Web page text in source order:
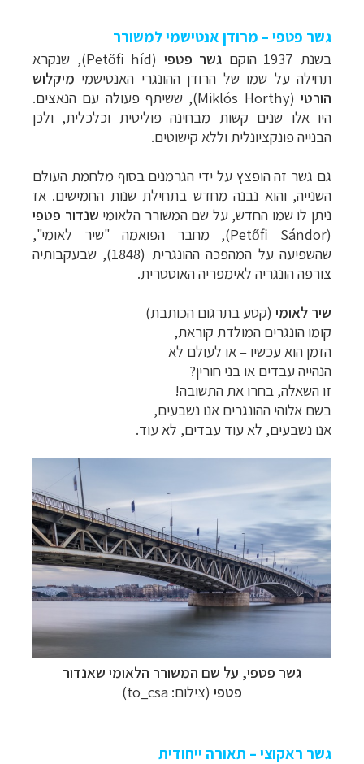
גשר פטפי – מרודן אנטישמי למשורר
בשנת 1937 הוקם
גשר פטפי (
Petőfi híd), שנקרא
תחילה על שמו של הרודן ההונגרי האנטישמי מיקלוש
הורטי(
Miklós Horthy), ששיתף פעולה עם הנאצים.
היו אלו שנים קשות מבחינה פוליטית וכלכלית, ולכן
הבנייה פונקציונלית וללא קישוטים.
גם גשר זה הופצץ על ידי הגרמנים בסוף מלחמת העולם
השנייה, והוא נבנה מחדש בתחילת שנות החמישים. אז
ניתן לו שמו החדש, על שם המשורר הלאומי שנדור פטפי
(Petőfi Sándor),
מחבר הפואמה "שיר לאומי",
שהשפיעה על המהפכה ההונגרית (1848), שבעקבותיה
צורפה הונגריה לאימפריה האוסטרית.
שיר לאומי (קטע בתרגום הכותבת)
קומו הונגרים המולדת קוראת,
הזמן הוא עכשיו –או לעולם לא
הנהייה עבדים או בני חורין?
זו השאלה, בחרו את התשובה!
בשם אלוהי ההונגרים אנו נשבעים,
אנו נשבעים, לא עוד עבדים, לא עוד.
גשר פטפי, על שם המשורר הלאומי שאנדור
פטפי (צילום: to_csa
)
גשר ראקוצי – תאורה ייחודית